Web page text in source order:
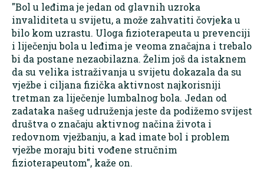
"Bol u leđima je jedan od glavnih uzroka
invaliditeta u svijetu, a može zahvatiti čovjeka u
bilo kom uzrastu. Uloga fizioterapeuta u prevenciji
i liječenju bola u leđima je veoma značajna i trebalo
bi da postane nezaobilazna. Želim još da istaknem
da su velika istraživanja u svijetu dokazala da su
vježbe i ciljana fizička aktivnost najkorisniji
tretman za liječenje lumbalnog bola. Jedan od
zadataka našeg udruženja jeste da podižemo svijest
društva o značaju aktivnog načina života i
redovnom vježbanju, a kad imate bol i problem
vježbe moraju biti vođene stručnim
fizioterapeutom", kaže on.